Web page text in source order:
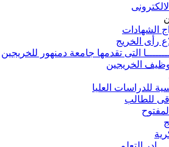
الشهادات
رأى الخريج
التى تقدمها جامعة دمنهور للخريجين
الخريجين
للدراسات العليا
للطالب